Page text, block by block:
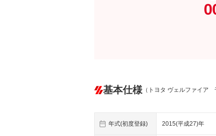
基本仕様 （トヨタ ヴェルファイア
年式(初度登録) 2015(平成27)年